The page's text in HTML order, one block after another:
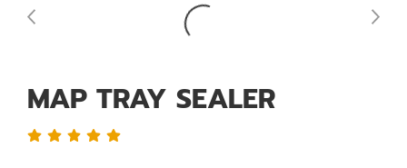
MAP TRAY SEALER